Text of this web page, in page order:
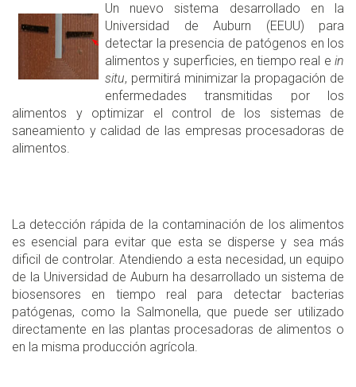
Un nuevo sistema desarrollado en la
Universidad de Auburn (EEUU) para
detectar la presencia de patógenos en los
alimentos y superficies, en tiempo real e in
situ, permitirá minimizar la propagación de
enfermedades transmitidas por los
alimentos y optimizar el control de los sistemas de
saneamiento y calidad de las empresas procesadoras de
alimentos.
La detección rápida de la contaminación de los alimentos
es esencial para evitar que esta se disperse y sea más
dificil de controlar. Atendiendo a esta necesidad, un equipo
de la Universidad de Auburn ha desarrollado un sistema de
biosensores en tiempo real para detectar bacterias
patógenas, como la Salmonella, que puede ser utilizado
directamente en las plantas procesadoras de alimentos o
en la misma producción agrícola.